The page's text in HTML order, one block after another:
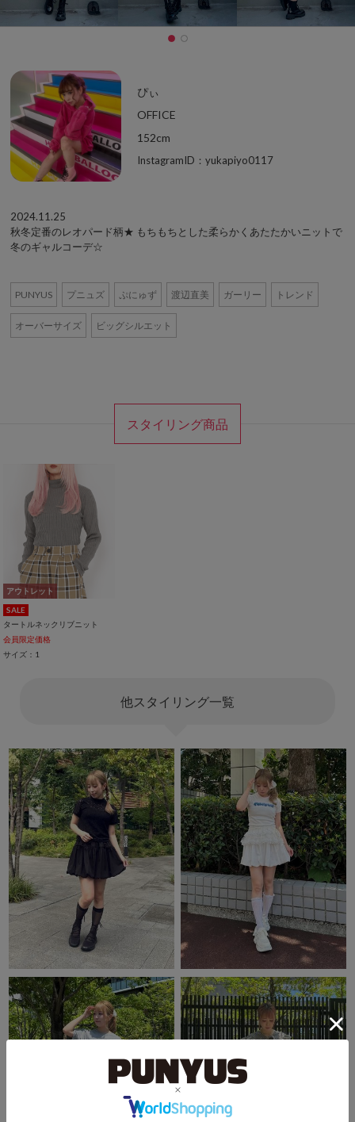
ぴぃ
OFFICE
152cm
InstagramID：yukapiyo0117
2024.11.25
秋冬定番のレオパード柄★ もちもちとした柔らかくあたたかいニットで
冬のギャルコーデ☆
PUNYUS プニュズ ぷにゅず 渡辺直美 ガーリー トレンド
オーバーサイズ ビッグシルエット
スタイリング商品
アウトレット
SALE
タートルネックリブニット
会員限定価格
サイズ：1
他スタイリング一覧